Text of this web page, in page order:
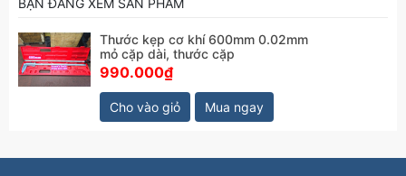
BẠN ĐANG XEM SẢN PHẨM
Thước kẹp cơ khí 600mm 0.02mm
mỏ cặp dài, thước cặp
990.000₫
Cho vào giỏ Mua ngay